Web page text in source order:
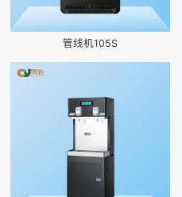
管线机105S